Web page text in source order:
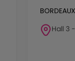
Hall 3